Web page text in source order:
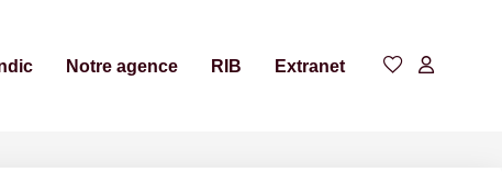
Notre agence RIB Extranet